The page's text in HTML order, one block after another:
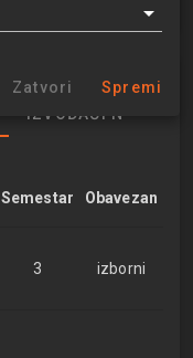
IZVOĐAČI NASTAVE
Semestar Obavezan
3 izborni
Zatvori Spremi